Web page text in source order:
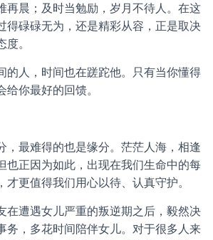
再晨；及时当勉励，岁月不待人。在这
得碌碌无为，还是精彩从容，正是取决
。
的人，时间也在蹉跎他。只有当你懂得
给你最好的回馈。
，最难得的也是缘分。茫茫人海，相逢
也正因为如此，出现在我们生命中的每
才更值得我们用心以待、认真守护。
在遭遇女儿严重的叛逆期之后，毅然决
务，多花时间陪伴女儿。对于很多人来